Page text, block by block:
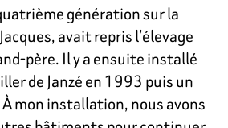
génération sur la
avait repris l’élevage
père. Il y a ensuite installé
de Janzé en 1993 puis un
mon installation, nous avons